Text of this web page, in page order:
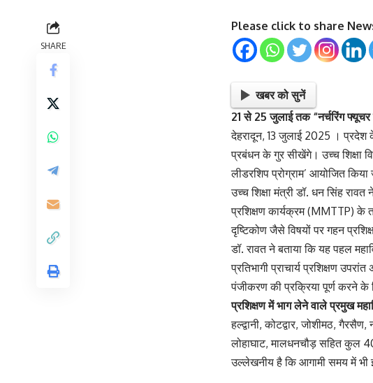
SHARE
Please click to share
खबर को सुनें
21 से 25 जुलाई तक “नर्चरिंग फ्यूचर
देहरादून, 13 जुलाई 2025 । प्रदेश
प्रबंधन के गुर सीखेंगे। उच्च शिक्षा
लीडरशिप प्रोग्राम’ आयोजित
उच्च शिक्षा मंत्री डॉ. धन सिंह रावत
प्रशिक्षण कार्यक्रम (MMTTP) के
दृष्टिकोण जैसे विषयों पर गहन
डॉ. रावत ने बताया कि यह पहल
प्रतिभागी प्राचार्य प्रशिक्षण
पंजीकरण की प्रक्रिया पूर्ण करने के
प्रशिक्षण में भाग लेने वाले प्रमुख
हल्द्वानी, कोटद्वार, जोशीमठ,
लोहाघाट, मालधनचौड़ सहित कुल 40
उल्लेखनीय है कि आगामी समय में भी